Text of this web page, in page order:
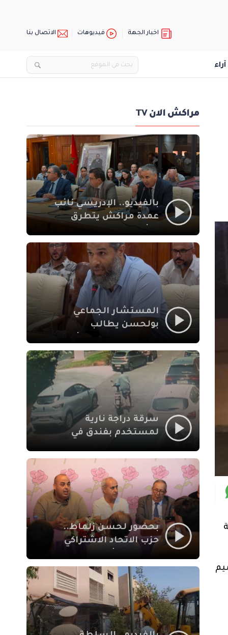
اخبار الجهة فيديوهات الاتصال بنا
آراء
مراكش الان TV
بالفيديو.. الإدريسي نائب
عمدة مراكش يتطرق
الاجتماعي في نقل
المحطة الطرقية إلى
العزوزية
المستشار الجماعي
بولحسن يطالب
أشغال شارع علال
الفاسي بمراكش
سرقة دراجة نارية
لمستخدم بفندق في
بمراكش
بحضور لحسن زلماط..
حزب الاتحاد الاشتراكي
مقراً بمقاطعة سيدي
يوسف بن علي مراكش